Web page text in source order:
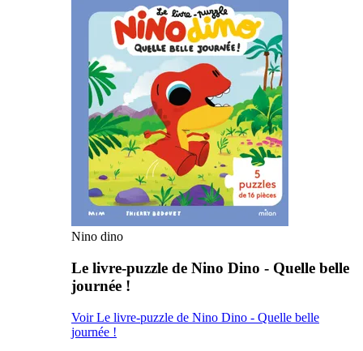
Nino dino
Le livre-puzzle de Nino Dino - Quelle belle
journée !
Voir Le livre-puzzle de Nino Dino - Quelle belle
journée !